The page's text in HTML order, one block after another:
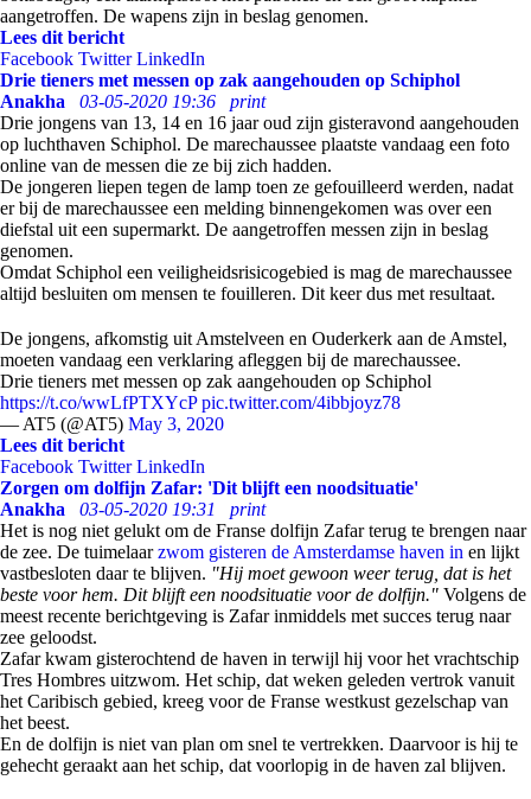
aangetroffen. De wapens zijn in beslag genomen.
Lees dit bericht
Facebook Twitter LinkedIn
Drie tieners met messen op zak aangehouden op Schiphol
Anakha
03-05-2020 19:36
print
Drie jongens van 13, 14 en 16 jaar oud zijn gisteravond aangehouden
op luchthaven Schiphol. De marechaussee plaatste vandaag een foto
online van de messen die ze bij zich hadden.
De jongeren liepen tegen de lamp toen ze gefouilleerd werden, nadat
er bij de marechaussee een melding binnengekomen was over een
diefstal uit een supermarkt. De aangetroffen messen zijn in beslag
genomen.
Omdat Schiphol een veiligheidsrisicogebied is mag de marechaussee
altijd besluiten om mensen te fouilleren. Dit keer dus met resultaat.
De jongens, afkomstig uit Amstelveen en Ouderkerk aan de Amstel,
moeten vandaag een verklaring afleggen bij de marechaussee.
Drie tieners met messen op zak aangehouden op Schiphol
https://t.co/wwLfPTXYcP pic.twitter.com/4ibbjoyz78
— AT5 (@AT5) May 3, 2020
Lees dit bericht
Facebook Twitter LinkedIn
Zorgen om dolfijn Zafar: 'Dit blijft een noodsituatie'
Anakha
03-05-2020 19:31
print
Het is nog niet gelukt om de Franse dolfijn Zafar terug te brengen naar
de zee. De tuimelaarzwom gisteren de Amsterdamse haven in en lijkt
vastbesloten daar te blijven. "Hij moet gewoon weer terug, dat is het
beste voor hem. Dit blijft een noodsituatie voor de dolfijn." Volgens de
meest recente berichtgeving is Zafar inmiddels met succes terug naar
zee geloodst.
Zafar kwam gisterochtend de haven in terwijl hij voor het vrachtschip
Tres Hombres uitzwom. Het schip, dat weken geleden vertrok vanuit
het Caribisch gebied, kreeg voor de Franse westkust gezelschap van
het beest.
En de dolfijn is niet van plan om snel te vertrekken. Daarvoor is hij te
gehecht geraakt aan het schip, dat voorlopig in de haven zal blijven.